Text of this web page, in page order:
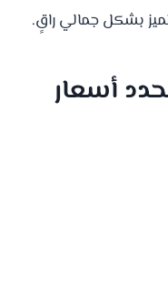
بشكل جمالي راقٍ.
أسعار